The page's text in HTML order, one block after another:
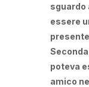
sguardo
essere
poteva
amico